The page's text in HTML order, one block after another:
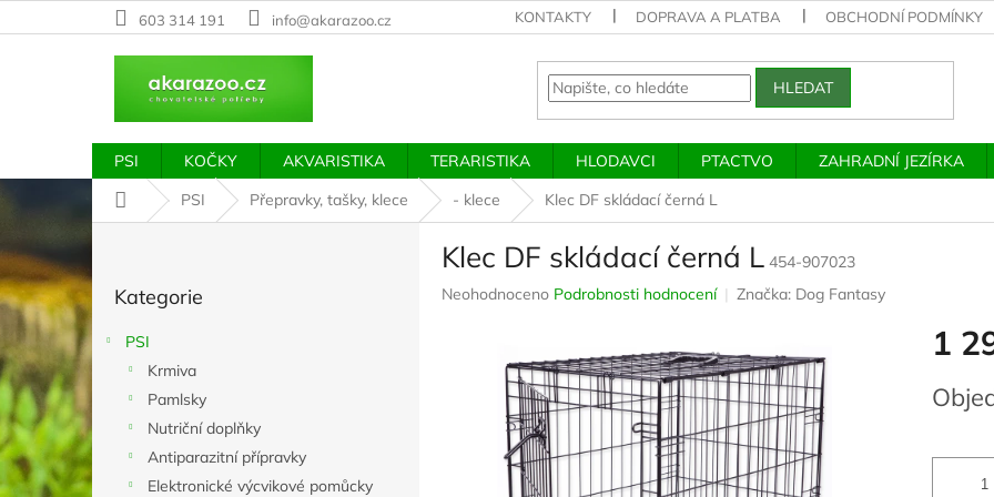
na
603 314 191 info@akarazoo.cz KONTAKTY DOPRAVA A PLATBA OBCHODNÍ PODMÍNKY
HLEDAT
PSI KOČKY AKVARISTIKA TERARISTIKA HLODAVCI PTACTVO ZAHRADNÍ JEZÍRKA
Domů
PSI Přepravky, tašky, klece - klece Klec DF skládací černá L
s
t
r
a
í
p
a
kategorie
Kategorie
PSI
Krmiva
Pamlsky
Nutriční doplňky
Antiparazitní přípravky
Elektronické výcvikové pomůcky
Klec DF skládací černá L 454-907023
Průměrné
hvězdiček.
Neohodnoceno Podrobnosti hodnocení Značka: Dog Fantasy
1
cena: